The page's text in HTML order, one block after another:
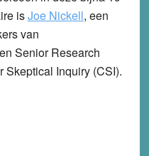
isJoe Nickell, een
van
Senior Research
Skeptical Inquiry (CSI).